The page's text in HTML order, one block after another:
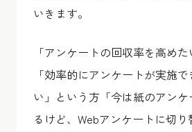
いきます。
「アンケートの回収率を高め
「効率的にアンケートが実施
い」という方「今は紙のアン
るけど、Webアンケートに切り